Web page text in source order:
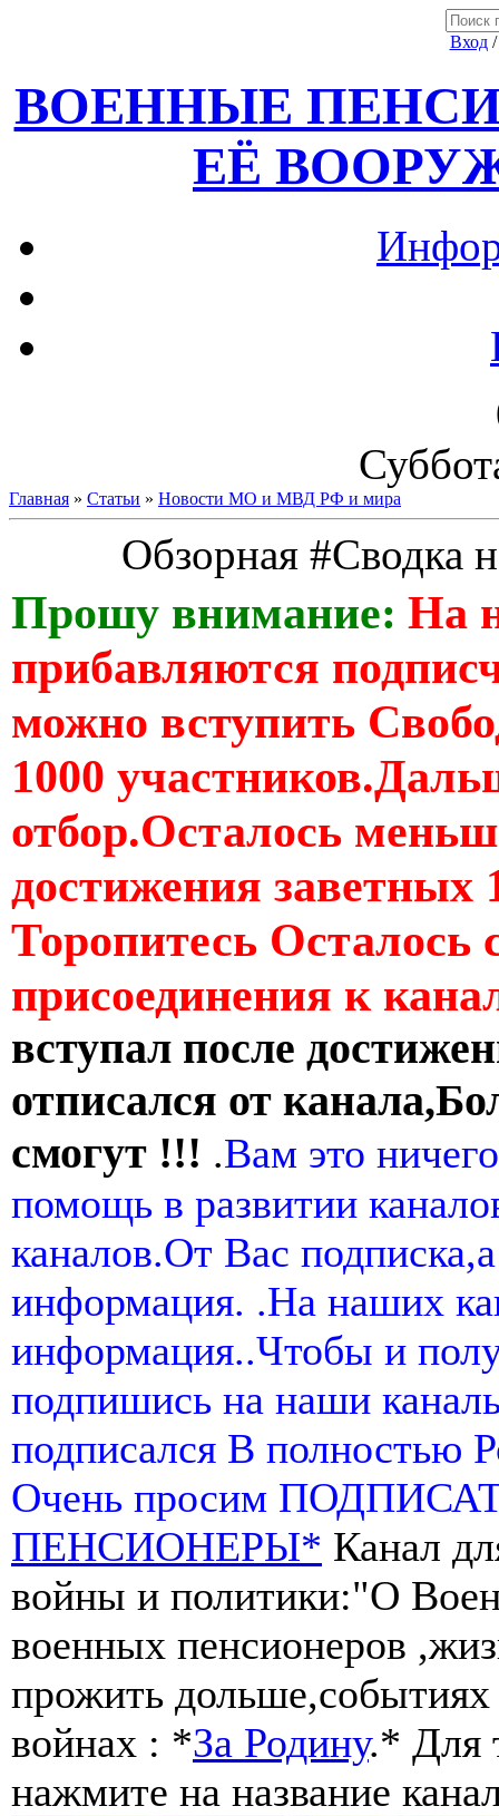
Вход
ВОЕННЫЕ
ЕЁ
Главная » Статьи » Новости МО и МВД РФ и мира
Обзорная #Сводка
Прошу внимание: На
прибавляются
можно вступить
1000
отбор.Осталось
достижения заветных
Торопитесь Осталось
присоединения к
вступал после
отписался от
смогут !!! .Вам это
помощь в развитии
каналов.От Вас
информация. .На наших
информация..Чтобы и
подпишись на наши
подписался В полностью
Очень просим
ПЕНСИОНЕРЫ* Канал
войны и политики:"О
военных пенсионеров
прожить
войнах : *За Родину.* Для
нажмите на название